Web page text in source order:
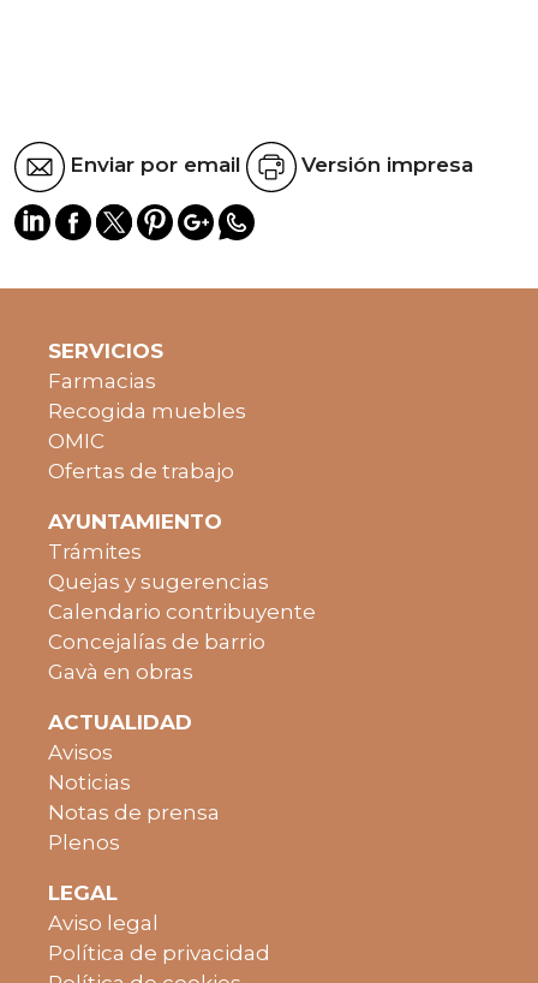
Enviar por email Versión impresa
SERVICIOS
Farmacias
Recogida muebles
OMIC
Ofertas de trabajo
AYUNTAMIENTO
Trámites
Quejas y sugerencias
Calendario contribuyente
Concejalías de barrio
Gavà en obras
ACTUALIDAD
Avisos
Noticias
Notas de prensa
Plenos
LEGAL
Aviso legal
Política de privacidad